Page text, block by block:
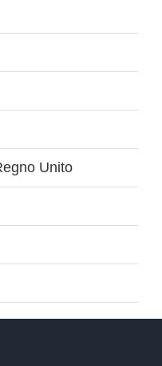
Unito